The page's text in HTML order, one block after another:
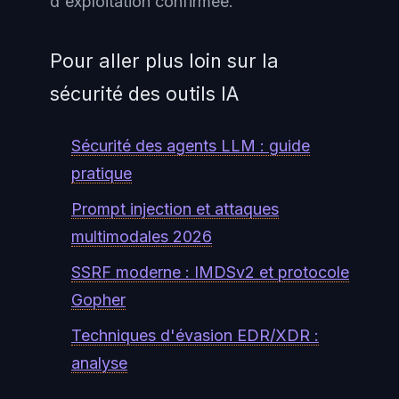
Pour aller plus loin sur la
sécurité des outils IA
Sécurité des agents LLM : guide
pratique
Prompt injection et attaques
multimodales 2026
SSRF moderne : IMDSv2 et protocole
Gopher
Techniques d'évasion EDR/XDR :
analyse